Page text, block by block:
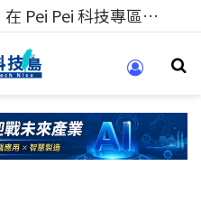
科技人的經驗傳承地！在 Pei Pei 科技專區，與學弟妹交流最硬核的技術